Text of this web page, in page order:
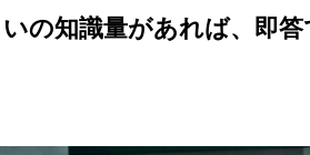
の知識量があれば、即答